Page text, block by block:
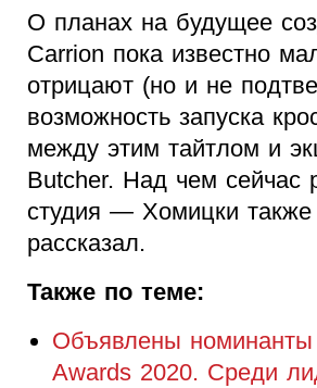
О планах на будущее
Carrion пока известно
отрицают (но и не
возможность запуска
между этим тайтлом и
Butcher. Над чем сейчас
студия — Хомицки также
рассказал.
Также по теме:
Объявлены номинанты
Awards 2020. Среди